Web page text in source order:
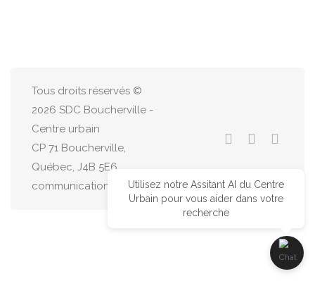
Tous droits réservés ©
2026 SDC Boucherville -
Centre urbain
CP 71 Boucherville,
Québec, J4B 5E6
communications@centreurbain.caUtilisez notre Assitant AI du Centre
Urbain pour vous aider dans votre
recherche